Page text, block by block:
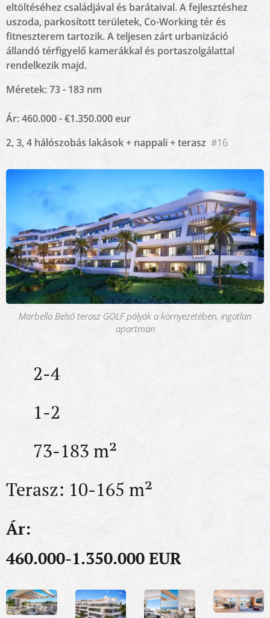
eltöltéséhez családjával és barátaival. A fejlesztéshez
uszoda, parkosított területek, Co-Working tér és
fitneszterem tartozik. A teljesen zárt urbanizáció
állandó térfigyelő kamerákkal és portaszolgálattal
rendelkezik majd.
Méretek: 73 - 183 nm
Ár: 460.000 - €1.350.000 eur
2, 3, 4 hálószobás lakások + nappali + terasz#16
Marbella Belső terasz GOLF pályák a környezetében, ingatlan
apartman
🛏️ 2-4
🛁 1-2
🔲 73-183 m²
Terasz: 10-165 m²
Ár:
460.000-1.350.000 EUR